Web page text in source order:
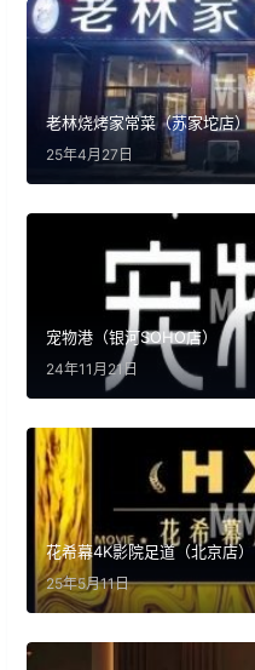
老林烧烤家常菜（苏家坨店）
25年4月27日
宠物港（银河SOHO店）
24年11月21日
花希幕4K影院足道（北京店）
25年5月11日